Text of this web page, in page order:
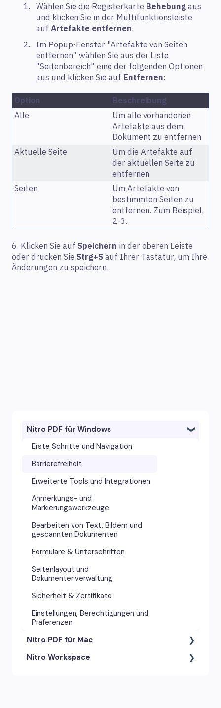
Wählen Sie die Registerkarte Behebungaus
und klicken Sie in der Multifunktionsleiste
auf Artefakte entfernen.
Im Popup-Fenster "Artefakte von Seiten
entfernen" wählen Sie aus der Liste
"Seitenbereich" eine der folgenden Optionen
aus und klicken Sie auf Entfernen:
Option
Beschreibung
Alle
Um alle vorhandenen
Artefakte aus dem
Dokument zu entfernen
Aktuelle Seite
Um die Artefakte auf
der aktuellen Seite zu
entfernen
Seiten
Um Artefakte von
bestimmten Seiten zu
entfernen. Zum Beispiel,
2-3.
6. Klicken Sie auf Speichern in der oberen Leiste
oder drücken Sie Strg+Sauf Ihrer Tastatur, um Ihre
Änderungen zu speichern.
Nitro PDF für Windows
Erste Schritte und Navigation
Barrierefreiheit
Erweiterte Tools und Integrationen
Anmerkungs- und
Markierungswerkzeuge
Bearbeiten von Text, Bildern und
gescannten Dokumenten
Formulare & Unterschriften
Seitenlayout und
Dokumentenverwaltung
Sicherheit & Zertifikate
Einstellungen, Berechtigungen und
Präferenzen
Nitro PDF für Mac
Anmerkungswerkzeuge &
Nitro Workspace